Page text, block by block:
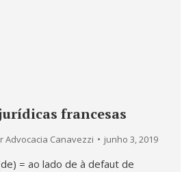
francesas
Advocacia Canavezzi junho 3, 2019
= ao lado de à defaut de